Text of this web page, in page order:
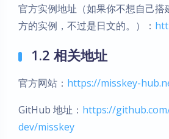
官方实例地址（如果你不想自己搭
方的实例，不过是日文的。）：
1.2 相关地址
官方网站： https://misskey-
GitHub 地址： https://
dev/misskey